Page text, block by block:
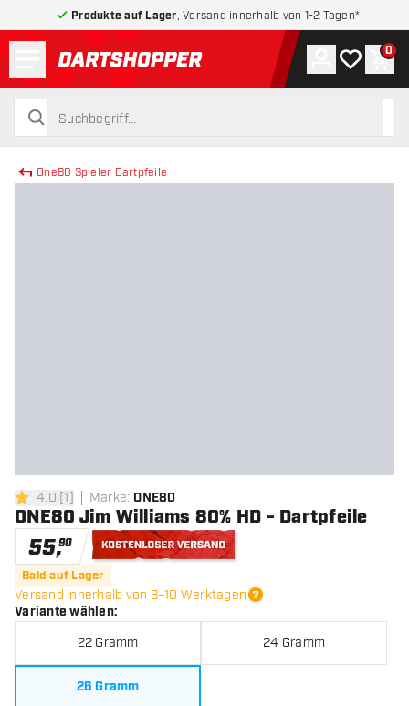
Produkte auf Lager , Versand innerhalb von 1-2 Tagen*
zurück zur Startseite
suchen
suchen
Konto
Meine 0
One80 Spieler Dartpfeile
4 Bewertungssterne
4.0 [1] Marke: ONE80
ONE80 Jim Williams 80% HD - Dartpfeile
55,90
Kostenloser Versand
Bald auf Lager
Versand innerhalb von 3–10 Werktagen
Variante wählen:
22 Gramm 24 Gramm
26 Gramm